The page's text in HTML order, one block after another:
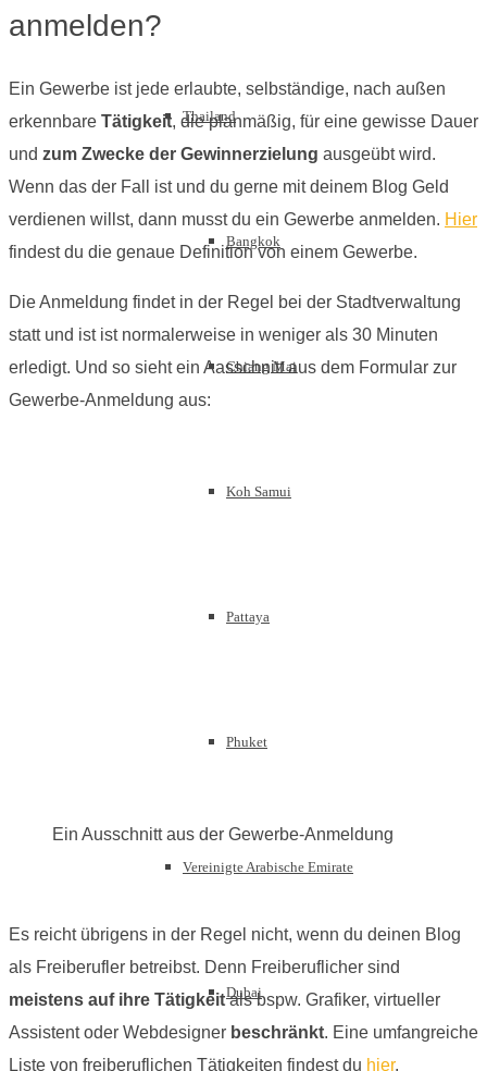
Thailand
Bangkok
Chiang Mai
Koh Samui
Pattaya
Phuket
Vereinigte Arabische Emirate
Dubai
anmelden?
Ein Gewerbe ist jede erlaubte, selbständige, nach außen
erkennbare Tätigkeit, die planmäßig, für eine gewisse Dauer
und zum Zwecke der Gewinnerzielung ausgeübt wird.
Wenn das der Fall ist und du gerne mit deinem Blog Geld
verdienen willst, dann musst du ein Gewerbe anmelden. Hier
findest du die genaue Definition von einem Gewerbe.
Die Anmeldung findet in der Regel bei der Stadtverwaltung
statt und ist ist normalerweise in weniger als 30 Minuten
erledigt. Und so sieht ein Aasschnitt aus dem Formular zur
Gewerbe-Anmeldung aus:
Ein Ausschnitt aus der Gewerbe-Anmeldung
Es reicht übrigens in der Regel nicht, wenn du deinen Blog
als Freiberufler betreibst. Denn Freiberuflicher sind
meistens auf ihre Tätigkeitals bspw. Grafiker, virtueller
Assistent oder Webdesigner beschränkt. Eine umfangreiche
Liste von freiberuflichen Tätigkeiten findest du hier.